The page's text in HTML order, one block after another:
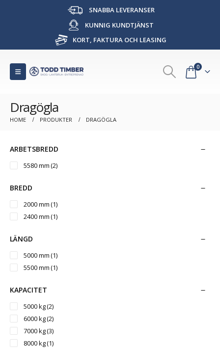
SNABBA LEVERANSER
KUNNIG KUNDTJÄNST
KORT, FAKTURA OCH LEASING
0
Dragögla
HOME PRODUKTER DRAGÖGLA
ARBETSBREDD
5580 mm(2)
BREDD
2000 mm(1)
2400 mm(1)
LÄNGD
5000 mm(1)
5500 mm(1)
KAPACITET
5000 kg(2)
6000 kg(2)
7000 kg(3)
8000 kg(1)